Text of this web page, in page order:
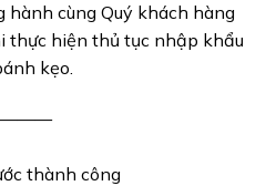
cùng Quý khách hàng
thực hiện thủ tục nhập khẩu
kẹo.
thành công